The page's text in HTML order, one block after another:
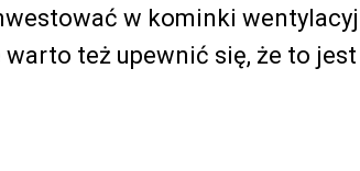
w kominki
też upewnić się, że to jest